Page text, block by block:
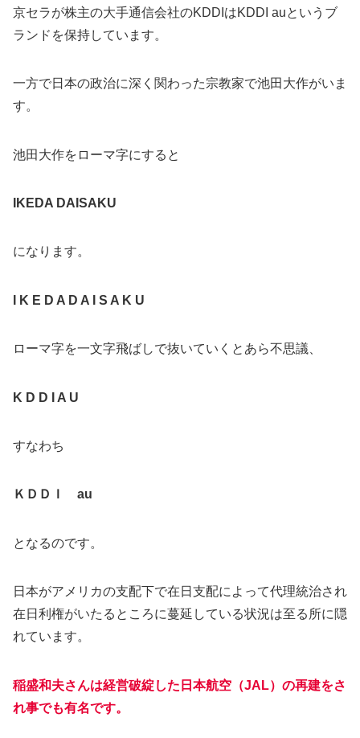
京セラが株主の大手通信会社のKDDIはKDDI auというブ
ランドを保持しています。
一方で日本の政治に深く関わった宗教家で池田大作がいま
す。
池田大作をローマ字にすると
IKEDA DAISAKU
になります。
I K E D A D A I S A K U
ローマ字を一文字飛ばしで抜いていくとあら不思議、
K D D I A U
すなわち
ＫＤＤＩ au
となるのです。
日本がアメリカの支配下で在日支配によって代理統治され
在日利権がいたるところに蔓延している状況は至る所に隠
れています。
稲盛和夫さんは経営破綻した日本航空（JAL）の再建をさ
れ事でも有名です。